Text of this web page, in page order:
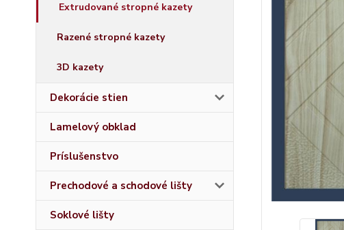
Extrudované stropné kazety
Razené stropné kazety
3D kazety
Dekorácie stien
Lamelový obklad
Príslušenstvo
Prechodové a schodové lišty
Soklové lišty